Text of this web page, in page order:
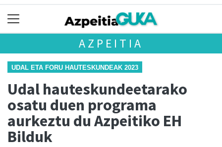
AZPEITIA
UDAL ETA FORU HAUTESKUNDEAK 2023
Udal hauteskundeetarako
osatu duen programa
aurkeztu du Azpeitiko EH
Bilduk